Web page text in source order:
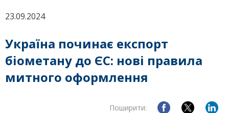
23.09.2024
Україна починає експорт
біометану до ЄС: нові правила
митного оформлення
Поширити: